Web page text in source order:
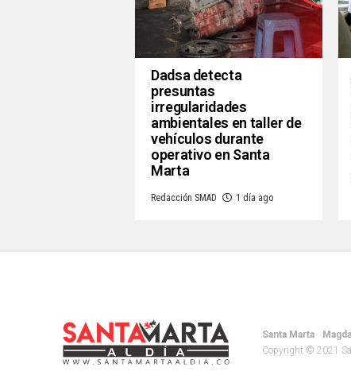
Dadsa detecta
presuntas
irregularidades
ambientales en taller de
vehículos durante
operativo en Santa
Marta
Redacción SMAD 1 día ago
Santa Marta
Copyright © 2021